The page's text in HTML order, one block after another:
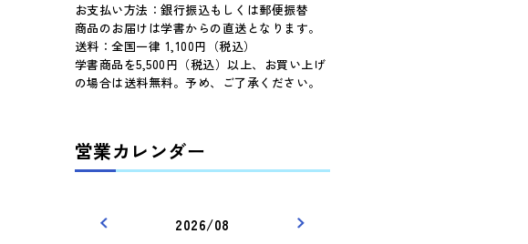
お支払い方法：銀行振込もしくは郵便振替
商品のお届けは学書からの直送となります。
送料：全国一律 1,100円（税込）
学書商品を5,500円（税込）以上、お買い上げ
の場合は送料無料。予め、ご了承ください。
営業カレンダー
2026/08